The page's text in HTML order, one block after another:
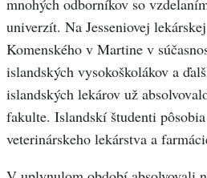
mnohých odborníkov so
univerzít. Na Jesseniovej
Komenského v Martine v
islandských vysokoškolákov a
islandských lekárov už
fakulte. Islandskí študenti
veterinárskeho lekárstva a